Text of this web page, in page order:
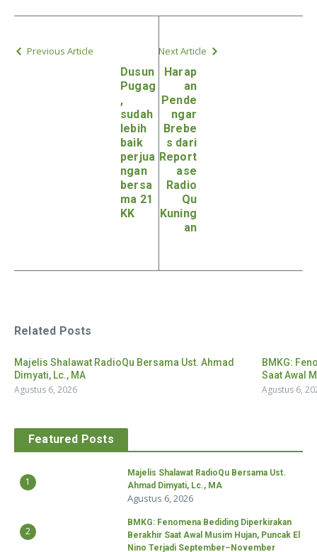
Previous Article
Dusun
Pugag
,
sudah
lebih
baik
perjua
ngan
bersa
ma 21
KK
Next Article
Harap
an
Pende
ngar
Brebe
s dari
Report
ase
Radio
Qu
Kuning
an
Related Posts
Majelis Shalawat RadioQu Bersama Ust. Ahmad
Dimyati, Lc., MA
Agustus 6, 2026
BMKG:
Saat Awal
Agustus 6,
Featured Posts
1
Majelis Shalawat RadioQu Bersama Ust.
Ahmad Dimyati, Lc., MA
Agustus 6, 2026
2
BMKG: Fenomena Bediding Diperkirakan
Berakhir Saat Awal Musim Hujan, Puncak El
Nino Terjadi September–November